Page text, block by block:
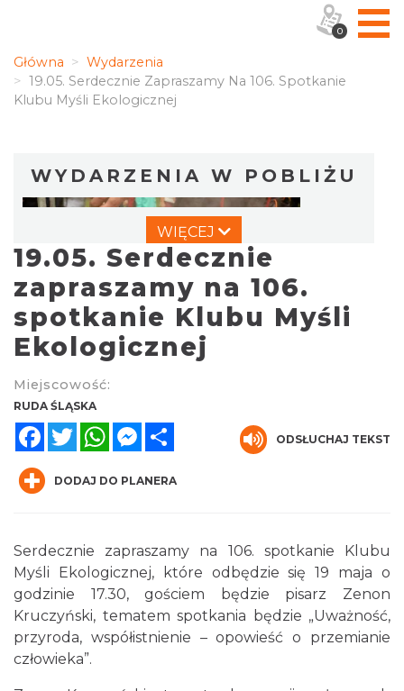
Główna
Wydarzenia
19.05. Serdecznie Zapraszamy Na 106. Spotkanie
Klubu Myśli Ekologicznej
WYDARZENIA W POBLIŻU
Dzień Kartofla w chorzowskim skansenie
6.25 km
O zbożach, chlebie i ziołach
Chorzów
2026-08-23
6.25 km
WIĘCEJ
19.05. Serdecznie
zapraszamy na 106.
spotkanie Klubu Myśli
Ekologicznej
Miejscowość:
RUDA ŚLĄSKA
FacebookTwitterWhatsAppMessenger
ODSŁUCHAJ TEKST
DODAJ DO PLANERA
Serdecznie zapraszamy na 106. spotkanie Klubu
Myśli Ekologicznej, które odbędzie się 19 maja o
godzinie 17.30, gościem będzie pisarz Zenon
Kruczyński, tematem spotkania będzie „Uważność,
przyroda, współistnienie – opowieść o przemianie
człowieka”.
0